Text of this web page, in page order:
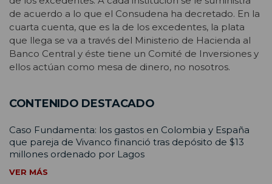
de acuerdo a lo que el Consudena ha decretado. En la
cuarta cuenta, que es la de los excedentes, la plata
que llega se va a través del Ministerio de Hacienda al
Banco Central y éste tiene un Comité de Inversiones y
ellos actúan como mesa de dinero, no nosotros.
CONTENIDO DESTACADO
Caso Fundamenta: los gastos en Colombia y España
que pareja de Vivanco financió tras depósito de $13
millones ordenado por Lagos
VER MÁS